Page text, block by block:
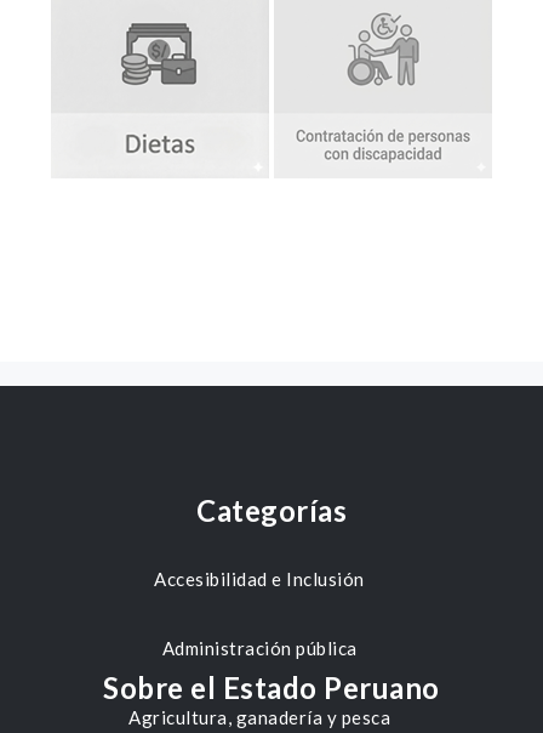
Categorías
Accesibilidad e Inclusión
Administración pública
Agricultura, ganadería y pesca
Sobre el Estado Peruano